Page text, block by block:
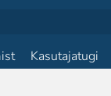
Kasutajatugi